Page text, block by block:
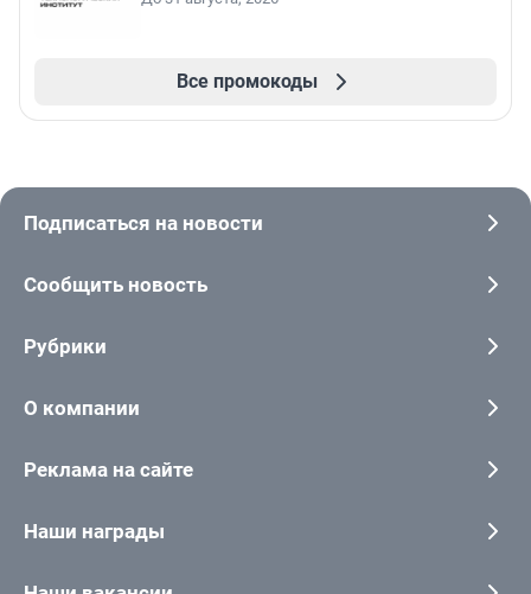
Все промокоды
Подписаться на новости
Сообщить новость
Рубрики
О компании
Реклама на сайте
Наши награды